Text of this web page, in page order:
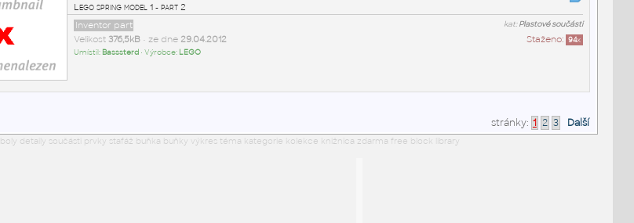
Lego spring model 1 - part 2
kat:Plastové součásti
Inventor part
Staženo: 94x
Velikost 376,5kB• ze dne 29.04.2012
Umístil: Basssterd• Výrobce: LEGO
stránky: 1 2 3 Další
detaily součásti prvky stafáž buňka buňky výkres téma kategorie kolekce knižnica zdarma free block library